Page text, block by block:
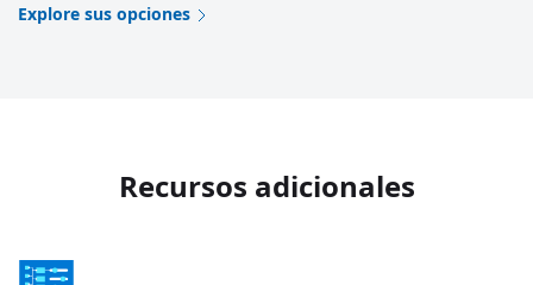
Explore sus opciones
Recursos adicionales